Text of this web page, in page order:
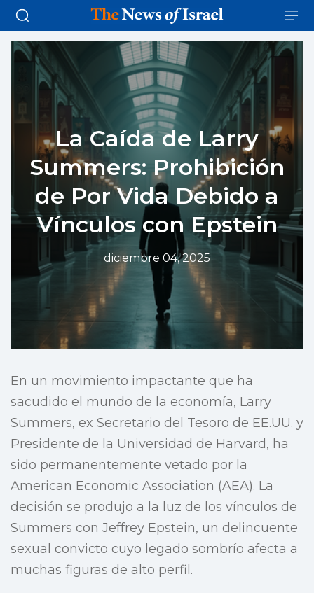
La Caída de Larry
Summers: Prohibición
de Por Vida Debido a
Vínculos con Epstein
diciembre 04, 2025
En un movimiento impactante que ha
sacudido el mundo de la economía, Larry
Summers, ex Secretario del Tesoro de EE.UU. y
Presidente de la Universidad de Harvard, ha
sido permanentemente vetado por la
American Economic Association (AEA). La
decisión se produjo a la luz de los vínculos de
Summers con Jeffrey Epstein, un delincuente
sexual convicto cuyo legado sombrío afecta a
muchas figuras de alto perfil.